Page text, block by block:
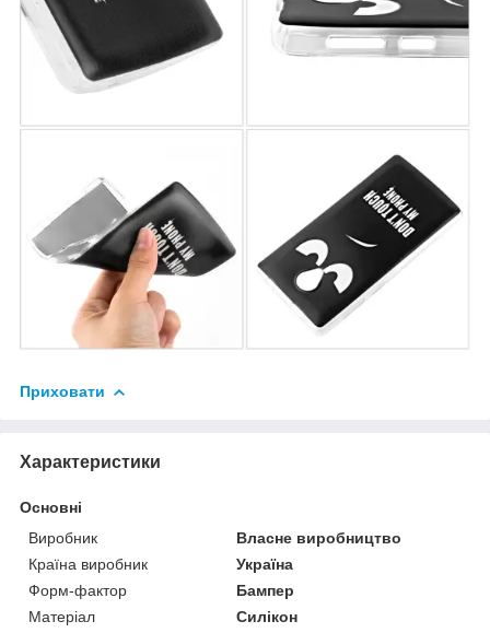
Приховати
Характеристики
Основні
Виробник
Власне виробництво
Країна виробник
Україна
Форм-фактор
Бампер
Матеріал
Силікон